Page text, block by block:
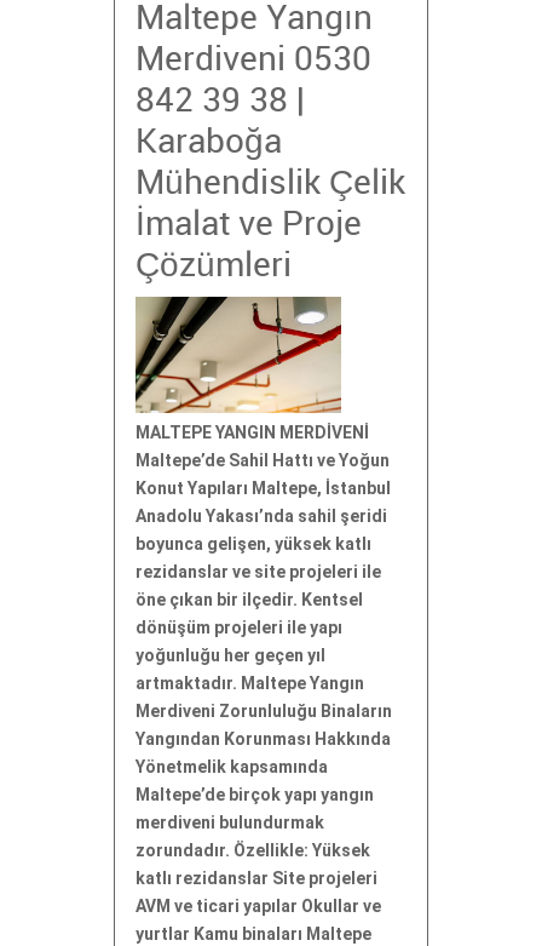
Maltepe Yangın
Merdiveni 0530
842 39 38 |
Karaboğa
Mühendislik Çelik
İmalat ve Proje
Çözümleri
MALTEPE YANGIN MERDİVENİ
Maltepe’de Sahil Hattı ve Yoğun
Konut Yapıları Maltepe, İstanbul
Anadolu Yakası’nda sahil şeridi
boyunca gelişen, yüksek katlı
rezidanslar ve site projeleri ile
öne çıkan bir ilçedir. Kentsel
dönüşüm projeleri ile yapı
yoğunluğu her geçen yıl
artmaktadır. Maltepe Yangın
Merdiveni Zorunluluğu Binaların
Yangından Korunması Hakkında
Yönetmelik kapsamında
Maltepe’de birçok yapı yangın
merdiveni bulundurmak
zorundadır. Özellikle: Yüksek
katlı rezidanslar Site projeleri
AVM ve ticari yapılar Okullar ve
yurtlar Kamu binaları Maltepe